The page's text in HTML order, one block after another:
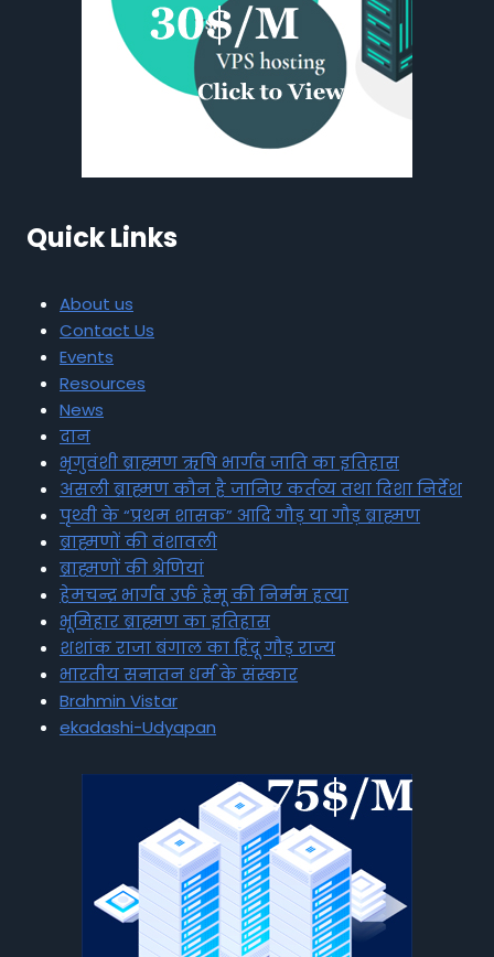
Quick Links
About us
Contact Us
Events
Resources
News
दान
भृगुवंशी ब्राह्मण ऋषि भार्गव जाति का इतिहास
असली ब्राह्मण कौन है जानिए कर्तव्य तथा दिशा निर्देश
पृथ्वी के “प्रथम शासक” आदि गौड़ या गौड़ ब्राह्मण
ब्राह्मणों की वंशावली
ब्राह्मणों की श्रेणियां
हेमचन्द्र भार्गव उर्फ हेमू की निर्मम हत्या
भूमिहार ब्राह्मण का इतिहास
शशांक राजा बंगाल का हिंदू गौड़ राज्य
भारतीय सनातन धर्म के संस्कार
Brahmin Vistar
ekadashi-Udyapan